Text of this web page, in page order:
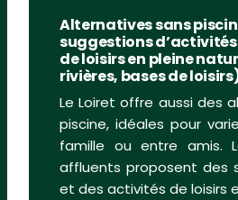
Alternatives sans
suggestions
de loisirs en pleine
rivières, bases de
Le Loiret offre aussi des
piscine, idéales pour
famille ou entre amis.
affluents proposent des
et des activités de loisirs